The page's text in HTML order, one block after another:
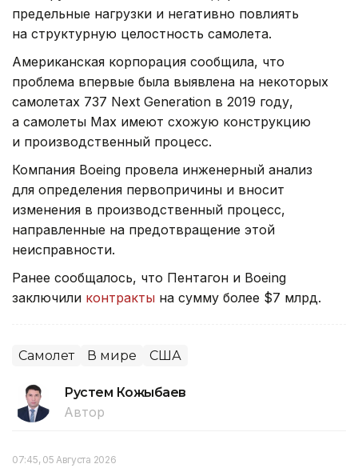
предельные нагрузки и негативно повлиять
на структурную целостность самолета.
Американская корпорация сообщила, что
проблема впервые была выявлена на некоторых
самолетах 737 Next Generation в 2019 году,
а самолеты Max имеют схожую конструкцию
и производственный процесс.
Компания Boeing провела инженерный анализ
для определения первопричины и вносит
изменения в производственный процесс,
направленные на предотвращение этой
неисправности.
Ранее сообщалось, что Пентагон и Boeing
заключили контракты на сумму более $7 млрд.
Самолет В мире США
Рустем Кожыбаев
Автор
07:45, 05 Августа 2026